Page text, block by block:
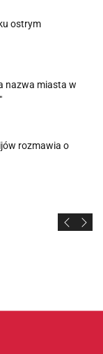
ostrym
nazwa miasta w
rozmawia o